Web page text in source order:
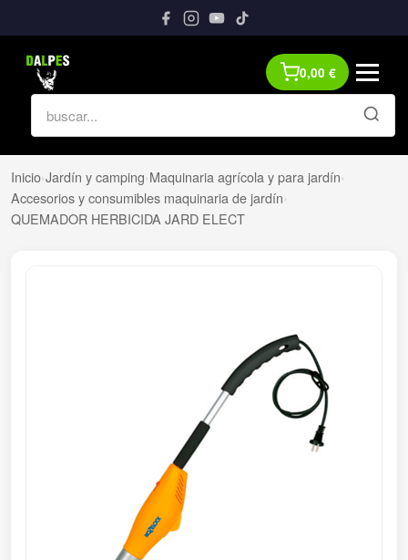
0,00 €
Inicio›Jardín y camping›Maquinaria agrícola y para jardín›
Accesorios y consumibles maquinaria de jardín›
QUEMADOR HERBICIDA JARD ELECT